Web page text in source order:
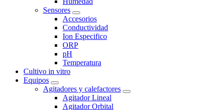
Sensores
Accesorios
Conductividad
Ion Especifico
ORP
pH
Temperatura
Cultivo in vitro
Equipos
Agitadores y calefactores
Agitador Lineal
Agitador Orbital